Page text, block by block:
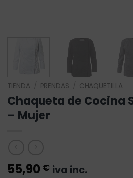
TIENDA PRENDAS CHAQUETILLA
Chaqueta de Cocina
– Mujer
55,90 € iva inc.